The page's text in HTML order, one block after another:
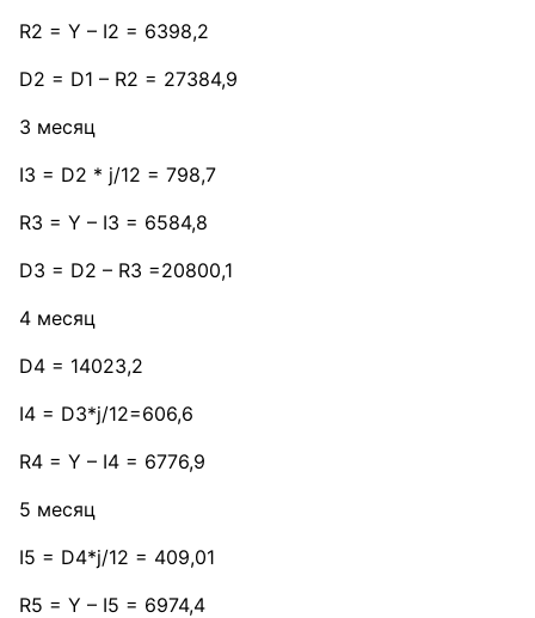
R2 = Y – I2 = 6398,2
D2 = D1 – R2 = 27384,9
3 месяц
I3 = D2 * j/12 = 798,7
R3 = Y – I3 = 6584,8
D3 = D2 – R3 =20800,1
4 месяц
D4 = 14023,2
I4 = D3*j/12=606,6
R4 = Y – I4 = 6776,9
5 месяц
I5 = D4*j/12 = 409,01
R5 = Y – I5 = 6974,4